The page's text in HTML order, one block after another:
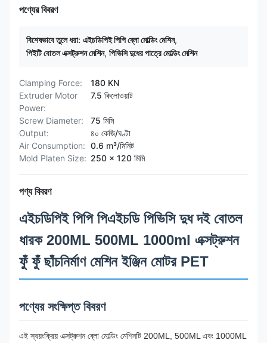
পণ্যের বিবরণ
বিশেষভাবে তুলে ধরা: এইচডিপিই পিপি ব্লো মোল্ডিং মেশিন,
পিইটি বোতল এক্সট্রুশন মেশিন, পিভিসি দুধের পাত্রে মোল্ডিং মেশিন
Clamping Force:
180 KN
Extruder Motor
Power:
7.5 কিলোওয়াট
Screw Diameter:
75 মিমি
Output:
৪০ কেজি/ঘণ্টা
Air Consumption: 0.6 m³/মিনিট
Mold Platen Size: 250 x 120 মিমি
পণ্য বিবরণ
এইচডিপিই পিপি পিএইচডি পিভিসি দুধ দই বোতল
ধারক 200ML 500ML 1000ml এক্সট্রুশন
ফুঁ ফুঁ ছাঁচনির্মাণ মেশিন ইঞ্জিন মোটর PET
পণ্যের সংক্ষিপ্ত বিবরণ
এই স্বয়ংক্রিয় এক্সট্রুশন ব্লো মোল্ডিং মেশিনটি 200ML, 500ML এবং 1000ML